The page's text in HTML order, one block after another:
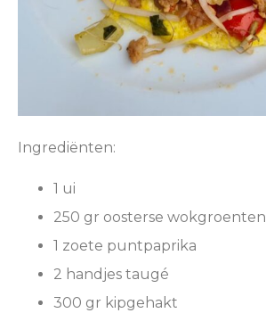
Ingrediënten:
1 ui
250 gr oosterse wokgroenten
1 zoete puntpaprika
2 handjes taugé
300 gr kipgehakt